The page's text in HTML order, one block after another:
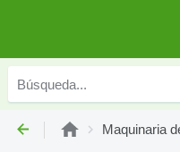
Maquinaria